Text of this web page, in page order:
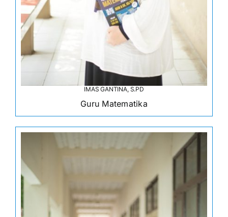
IMAS GANTINA, S.PD
Guru Matematika